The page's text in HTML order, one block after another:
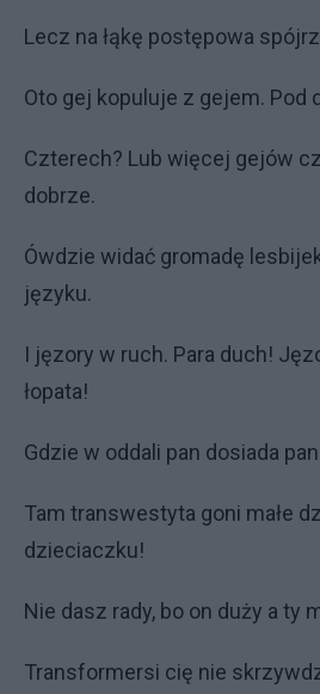
Lecz na łąkę postępowa
Oto gej kopuluje z gejem.
Czterech? Lub więcej gejów
dobrze.
Ówdzie widać gromadę
języku.
I jęzory w ruch. Para duch!
łopata!
Gdzie w oddali pan dosiada
Tam transwestyta goni małe
dzieciaczku!
Nie dasz rady, bo on duży a ty
Transformersi cię nie